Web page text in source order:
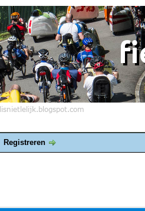
Registreren